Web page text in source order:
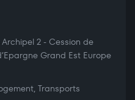
2 - Cession de
Grand Est Europe
Transports